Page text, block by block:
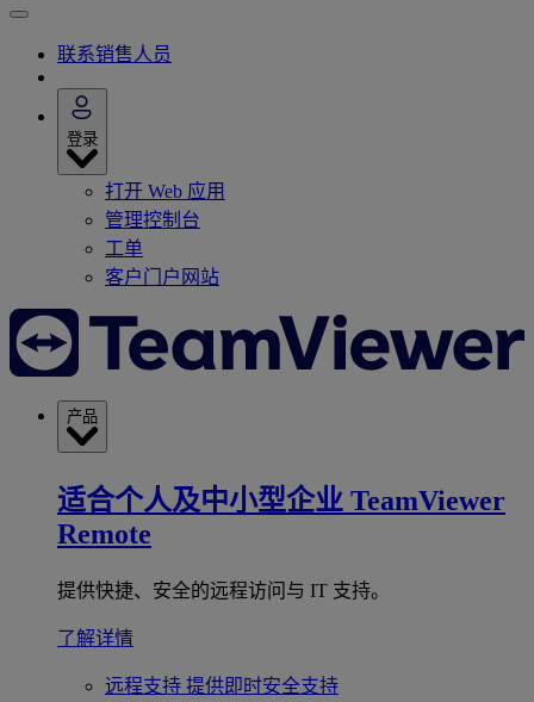
联系销售人员
登录
打开 Web 应用
管理控制台
工单
客户门户网站
产品
适合个人及中小型企业 TeamViewer
Remote
提供快捷、安全的远程访问与 IT 支持。
了解详情
远程支持 提供即时安全支持